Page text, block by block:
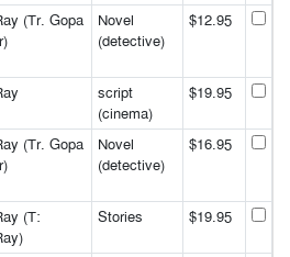
(Tr. Gopa
Novel
(detective)
$12.95
script
(cinema)
$19.95
(Tr. Gopa
Novel
(detective)
$16.95
(T:
Stories $19.95